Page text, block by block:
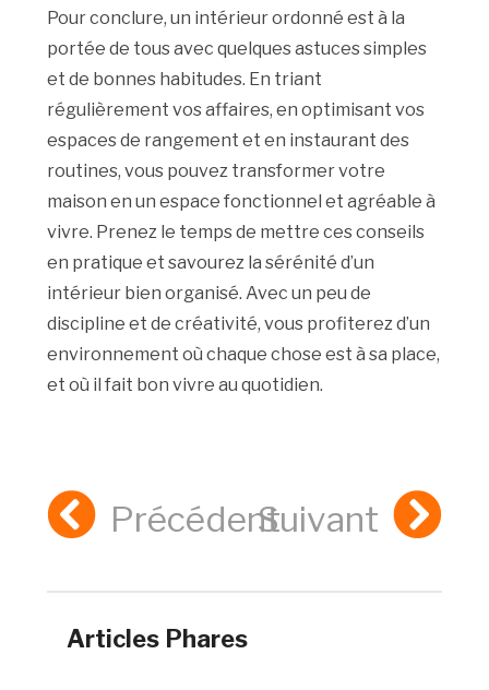
Pour conclure, un intérieur ordonné est à la
portée de tous avec quelques astuces simples
et de bonnes habitudes. En triant
régulièrement vos affaires, en optimisant vos
espaces de rangement et en instaurant des
routines, vous pouvez transformer votre
maison en un espace fonctionnel et agréable à
vivre. Prenez le temps de mettre ces conseils
en pratique et savourez la sérénité d’un
intérieur bien organisé. Avec un peu de
discipline et de créativité, vous profiterez d’un
environnement où chaque chose est à sa place,
et où il fait bon vivre au quotidien.
PrécédentSuivant
Articles Phares